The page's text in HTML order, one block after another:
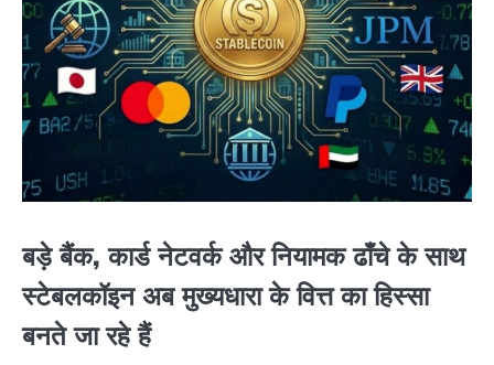
बड़े बैंक, कार्ड नेटवर्क और नियामक ढाँचे के साथ
स्टेबलकॉइन अब मुख्यधारा के वित्त का हिस्सा
बनते जा रहे हैं